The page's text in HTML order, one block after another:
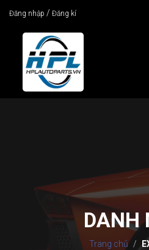
Đăng nhập / Đăng kí
DANH
Trang chủ